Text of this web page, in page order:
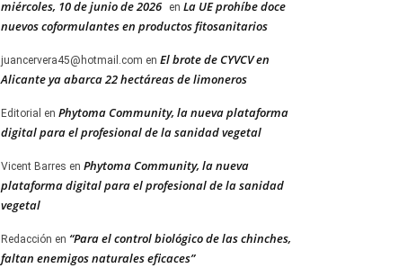
miércoles, 10 de junio de 2026 en La UE prohíbe doce
nuevos coformulantes en productos fitosanitarios
juancervera45@hotmail.com en El brote de CYVCV en
Alicante ya abarca 22 hectáreas de limoneros
Editorial en Phytoma Community, la nueva plataforma
digital para el profesional de la sanidad vegetal
Vicent Barres en Phytoma Community, la nueva
plataforma digital para el profesional de la sanidad
vegetal
Redacción en “Para el control biológico de las chinches,
faltan enemigos naturales eficaces”